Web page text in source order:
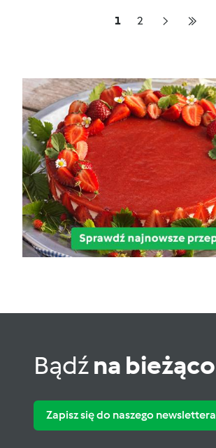
1 2
Bądźna bieżąco
Zapisz się do naszego newslettera